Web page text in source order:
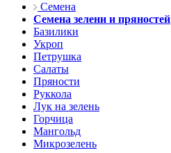
Семена
Семена зелени и пряностей
Базилики
Укроп
Петрушка
Салаты
Пряности
Руккола
Лук на зелень
Горчица
Мангольд
Микрозелень